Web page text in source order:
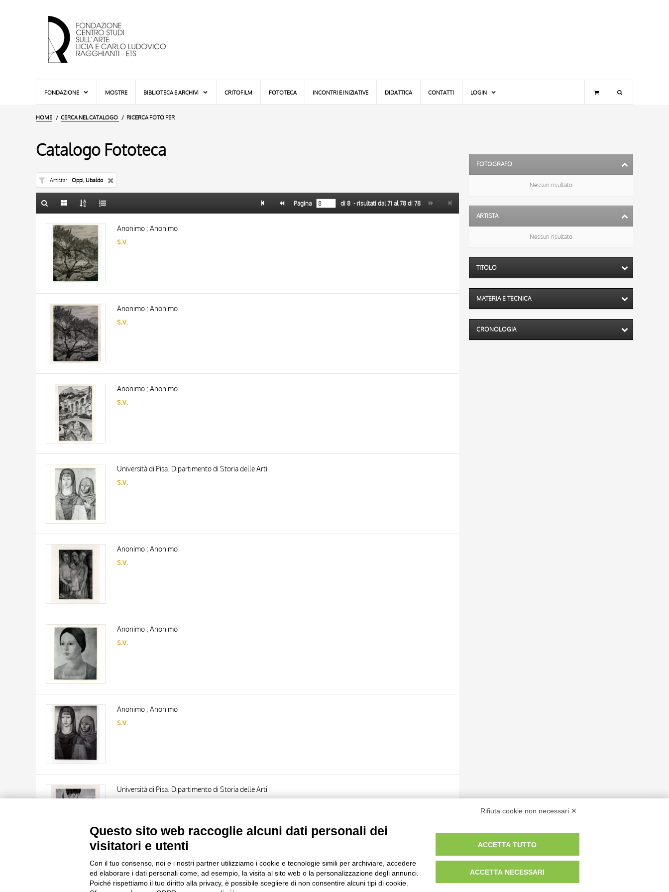
FONDAZIONE MOSTRE BIBLIOTECA E ARCHIVI CRITOFILM FOTOTECA INCONTRI E INIZIATIVE DIDATTICA CONTATTI LOGIN
HOME CERCA NEL CATALOGO RICERCA FOTO PER
Catalogo Fototeca
Artista Oppi, Ubaldo
AUTORE
ARTISTA
MATERIA E TECNICA
DATA
10 RISULTATI
20 RISULTATI
Pagina di 8 - risultati dal71 al78di 78
Anonimo ; Anonimo
s.v.
Anonimo ; Anonimo
s.v.
Anonimo ; Anonimo
s.v.
Università di Pisa. Dipartimento di Storia delle Arti
s.v.
Anonimo ; Anonimo
s.v.
Anonimo ; Anonimo
s.v.
Anonimo ; Anonimo
s.v.
Università di Pisa. Dipartimento di Storia delle Arti
TITOLO
AUTORE
DATA
10 RISULTATI
20 RISULTATI
Pagina di8 - risultati dal71al78di78
FOTOGRAFO
Nessun risultato
ARTISTA
Nessun risultato
TITOLO
MATERIA E TECNICA
CRONOLOGIA
Rifiuta cookie non necessari ✕
Questo sito web raccoglie alcuni dati personali dei
visitatori e utenti
Con il tuo consenso, noi e i nostri partner utilizziamo i cookie e tecnologie simili per archiviare, accedere
ed elaborare i dati personali come, ad esempio, la visita al sito web o la personalizzazione degli annunci.
Poiché rispettiamo il tuo diritto alla privacy, è possibile scegliere di non consentire alcuni tipi di cookie.
ACCETTA TUTTO
ACCETTA NECESSARI